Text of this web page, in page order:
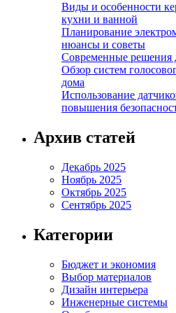
Виды и особенности
кухни и ванной
Планирование
нюансы и советы
Современные решения
Обзор систем
дома
Использование
повышения
Архив статей
Декабрь 2025
Ноябрь 2025
Октябрь 2025
Сентябрь 2025
Категории
Бюджет и экономия
Выбор материалов
Дизайн интерьера
Инженерные системы